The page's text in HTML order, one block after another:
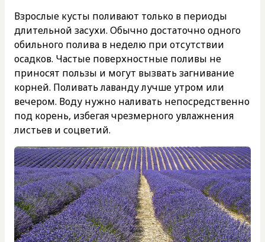
Взрослые кусты поливают только в периоды
длительной засухи. Обычно достаточно одного
обильного полива в неделю при отсутствии
осадков. Частые поверхностные поливы не
приносят пользы и могут вызвать загнивание
корней. Поливать лаванду лучше утром или
вечером. Воду нужно наливать непосредственно
под корень, избегая чрезмерного увлажнения
листьев и соцветий.